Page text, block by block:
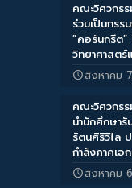
คณะวิศวกร
ร่วมเป็นกรร
“คอร์นกรีต”
วิทยาศาสต
สิงหาคม
คณะวิศวกร
นำนักศึกษา
รัตนศิริวิไล
กำลังภาคเอ
สิงหาคม